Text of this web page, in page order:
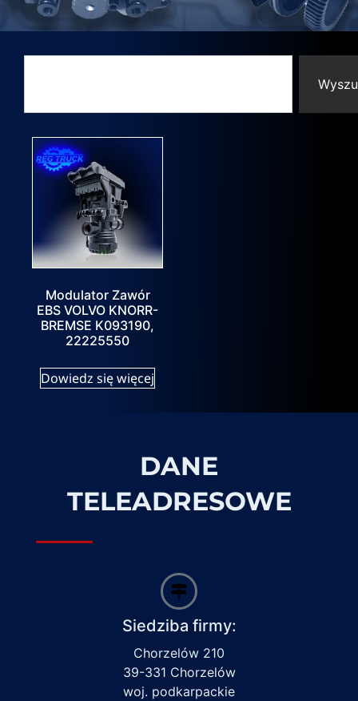
Modulator Zawór
EBS VOLVO KNORR-
BREMSE K093190,
22225550
Dowiedz się więcej
DANE
TELEADRESOWE
Siedziba firmy:
Chorzelów 210
39-331 Chorzelów
woj. podkarpackie